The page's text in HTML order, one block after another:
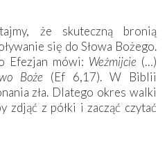
że skuteczną bronią
się do Słowa Bożego.
Efezjan mówi: Weźmijcie (…)
Boże (Ef 6,17). W Biblii
zła. Dlatego okres walki
zdjąć z półki i zacząć czytać